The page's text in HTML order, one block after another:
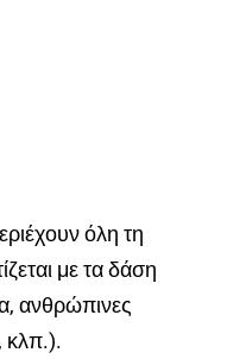
όλη τη
με τα δάση
ανθρώπινες
κλπ.).